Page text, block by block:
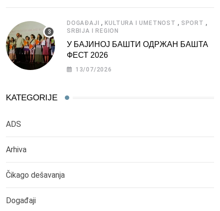
DOGAĐAJI ,KULTURA I UMETNOST , SPORT ,
SRBIJA I REGION
У БАЈИНОЈ БАШТИ ОДРЖАН БАШТА
ФЕСТ 2026
13/07/2026
KATEGORIJE
ADS
Arhiva
Čikago dešavanja
Događaji